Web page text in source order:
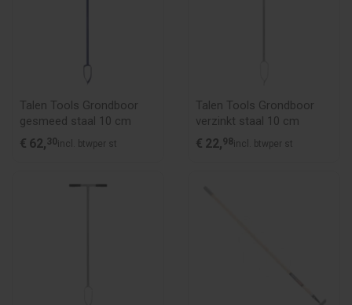
Talen Tools Grondboor
gesmeed staal 10 cm
€ 62, 30 incl. btwper st
Talen Tools Grondboor
verzinkt staal 10 cm
€ 22,98 incl. btwper st